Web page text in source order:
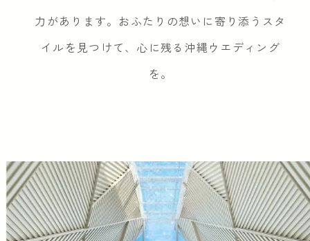
力があります。おふたりの想いに寄り添うスタ
イルを見つけて、心に残る沖縄ウエディング
を。